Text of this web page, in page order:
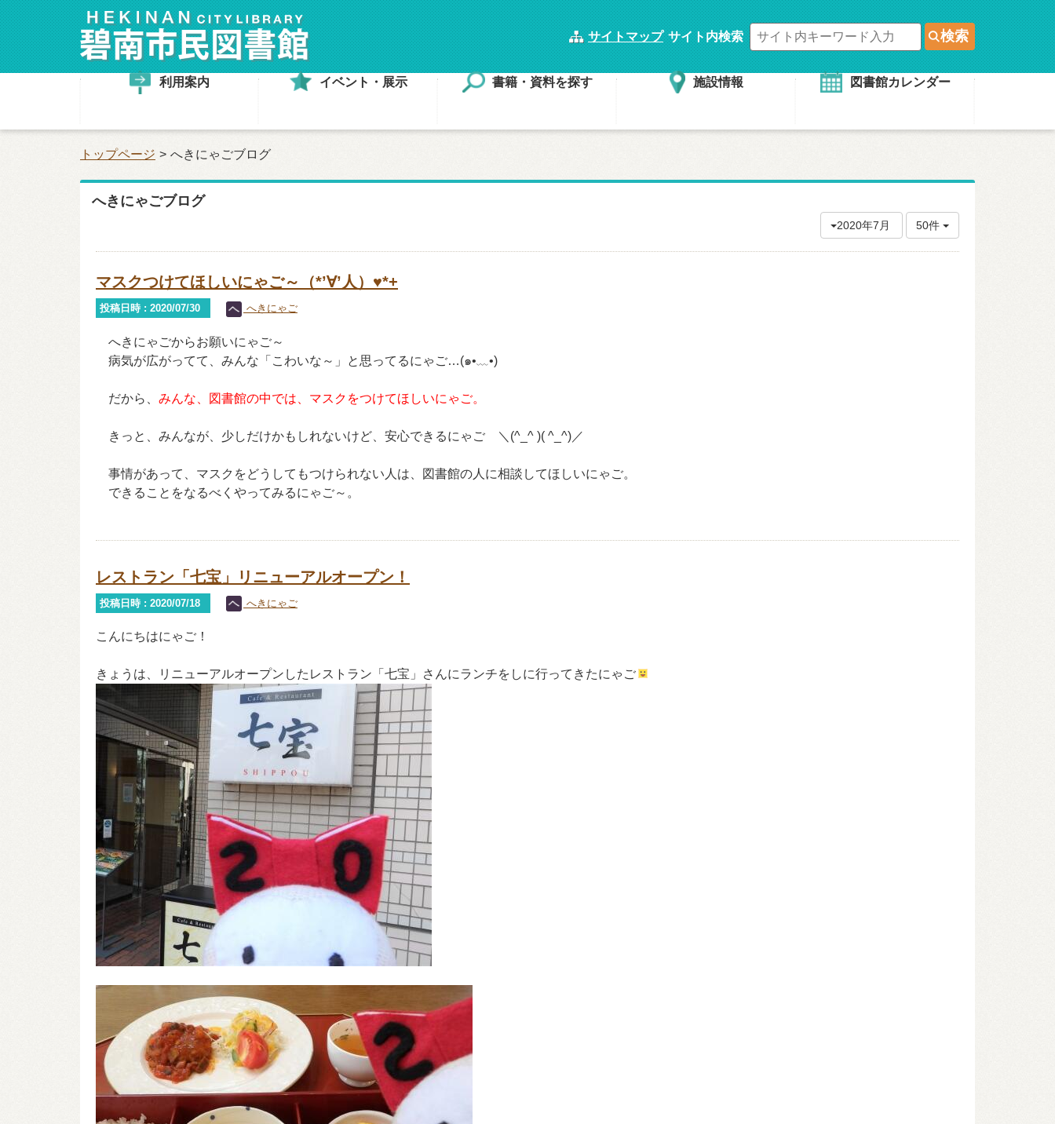
サイトマップ サイト内検索 検索
利用案内 イベント・展示 書籍・資料を探す 施設情報 図書館カレンダー
トップページ へきにゃごブログ
へきにゃごブログ
2020年7月 50件
マスクつけてほしいにゃご～（*’∀’人）♥*+
投稿日時 : 2020/07/30 へきにゃご
へきにゃごからお願いにゃご～
病気が広がってて、みんな「こわいな～」と思ってるにゃご…(๑•﹏•)
だから、 みんな、 図書館の中では、マスクをつけてほしいにゃご。
きっと、みんなが、少しだけかもしれないけど、安心できるにゃご ＼(^_^ )( ^_^)／
事情があって、マスクをどうしてもつけられない人は、図書館の人に相談してほしいにゃご。
できることをなるべくやってみるにゃご～。
レストラン「七宝」リニューアルオープン！
投稿日時 : 2020/07/18 へきにゃご
こんにちはにゃご！
きょうは、リニューアルオープンしたレストラン「七宝」さんにランチをしに行ってきたにゃご